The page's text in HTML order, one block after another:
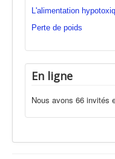
L'alimentation
Perte de poids
En ligne
Nous avons 66 invités